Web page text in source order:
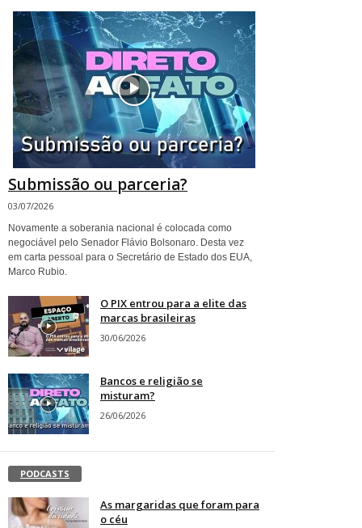
Submissão ou parceria?
03/07/2026
Novamente a soberania nacional é colocada como
negociável pelo Senador Flávio Bolsonaro. Desta vez
em carta pessoal para o Secretário de Estado dos EUA,
Marco Rubio.
O PIX entrou para a elite das
marcas brasileiras
30/06/2026
Bancos e religião se
misturam?
26/06/2026
PODCASTS
As margaridas que foram para
o céu